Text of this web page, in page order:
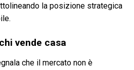
la posizione strategica
vende casa
che il mercato non è